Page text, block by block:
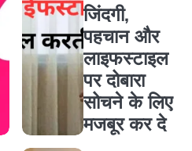
जिंदगी,
पहचान और
लाइफस्टाइल
पर दोबारा
सोचने के लिए
मजबूर कर दे